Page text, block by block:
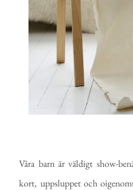
Våra barn är väldigt show-
kort, uppsluppet och